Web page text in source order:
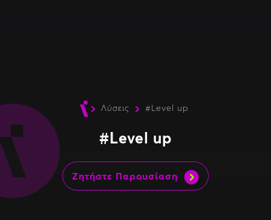
Λύσεις #Level up
#Level up
Ζητήστε Παρουσίαση